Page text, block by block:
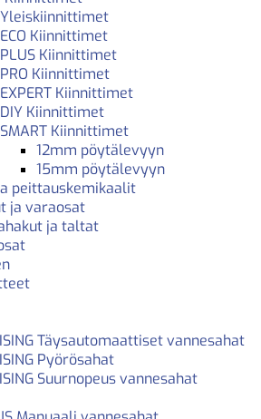
Yleiskiinnittimet
ECO Kiinnittimet
PLUS Kiinnittimet
PRO Kiinnittimet
EXPERT Kiinnittimet
DIY Kiinnittimet
SMART Kiinnittimet
12mm pöytälevyyn
15mm pöytälevyyn
peittauskemikaalit
ja varaosat
ja taltat
Täysautomaattiset vannesahat
Pyörösahat
Suurnopeus vannesahat